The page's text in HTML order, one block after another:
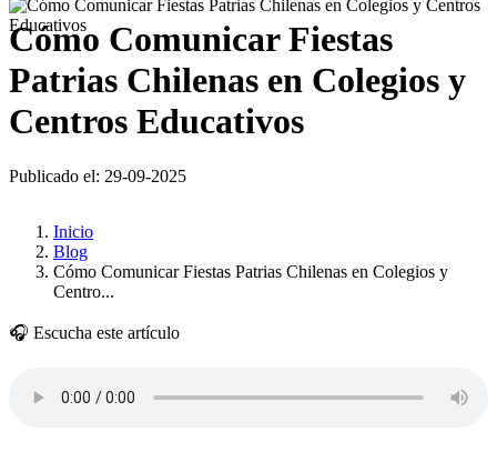
Cómo Comunicar Fiestas
Patrias Chilenas en Colegios y
Centros Educativos
Publicado el: 29-09-2025
Inicio
Blog
Cómo Comunicar Fiestas Patrias Chilenas en Colegios y
Centro...
🎧 Escucha este artículo